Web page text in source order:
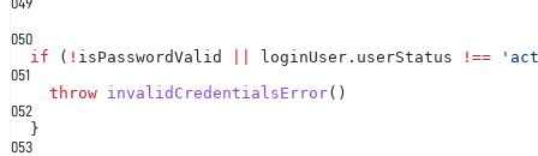
050
if ( ! isPasswordValid loginUser.userStatus !==
051
throw invalidCredentialsError()
052
}
053